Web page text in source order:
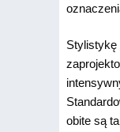
Stylistykę
obite są